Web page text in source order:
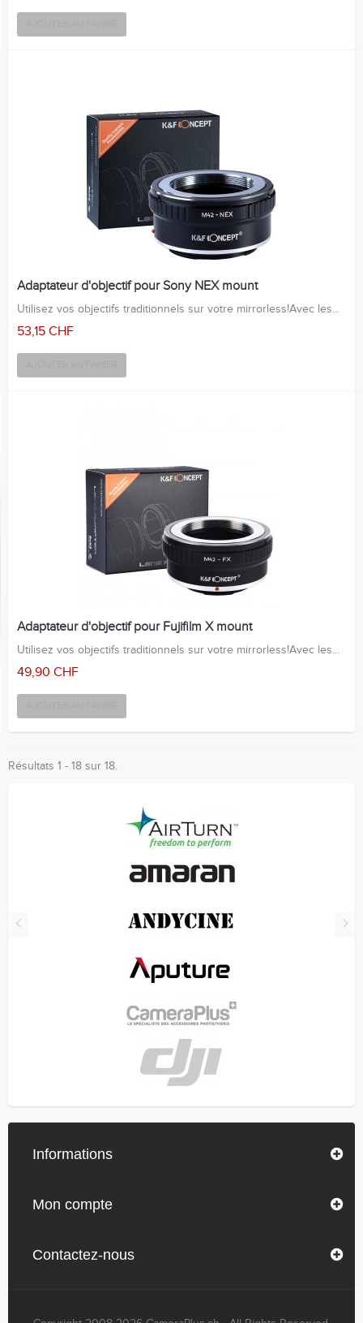
Adaptateur d'objectif pour Sony NEX mount
Utilisez vos objectifs traditionnels sur votre mirrorless!Avec les...
53,15 CHF
Adaptateur d'objectif pour Fujifilm X mount
Utilisez vos objectifs traditionnels sur votre mirrorless!Avec les...
49,90 CHF
Résultats 1 - 18 sur 18.
Informations
Mon compte
Contactez-nous